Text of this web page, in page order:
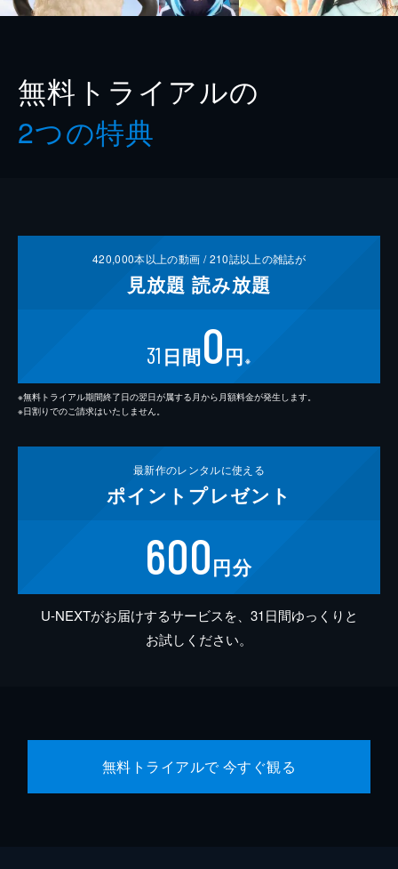
無料トライアルの
2つの特典
420,000本以上の動画 /210誌以上の雑誌が
見放題 読み放題
31 日間0円 ※
※無料トライアル期間終了日の翌日が属する月から月額料金が発生します。
※日割りでのご請求はいたしません。
最新作のレンタルに使える
ポイント プレゼント
600円分
U-NEXTがお届けするサービスを、31日間ゆっくりと
お試しください。
無料トライアルで 今すぐ観る